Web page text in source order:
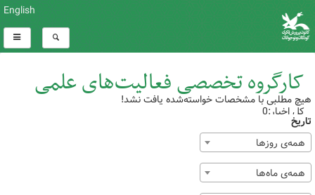
English
کارگروه تخصصی فعالیت‌های علمی
کل اخبار:0
هیچ مطلبی با مشخصات خواسته‌شده یافت نشد!
تاریخ
همه‌ی روزها
همه‌ی ماه‌ها